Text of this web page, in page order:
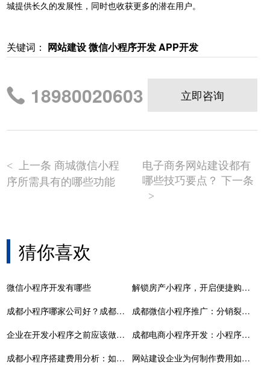
城提供长久的发展性，同时也收获更多的潜在用户。
关键词： 网站建设 微信小程序开发 APP开发
18980020603 立即咨询
<
上一条 商城微信小程
序所需具有的哪些功能
电子商务网站建设都有
哪些技巧要点？ 下一条
>
猜你喜欢
微信小程序开发有哪些
解锁房产小程序，开启便捷购房新篇
成都小程序哪家公司好？成都专业小程序开发公司
成都微信小程序推广：分销裂变的常见玩法
企业在开发小程序之前应该做哪些准备？
成都电商小程序开发：小程序是否具有保护我们隐私的能力
成都小程序搭建费用分析：如何控制预算，获得高效成果？
网站建设企业为何制作费用如此不同